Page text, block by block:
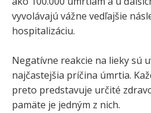
vyvolávajú vážne vedľajšie
hospitalizáciu.
Negatívne reakcie na lieky sú
najčastejšia príčina úmrtia.
preto predstavuje určité
pamäte je jedným z nich.